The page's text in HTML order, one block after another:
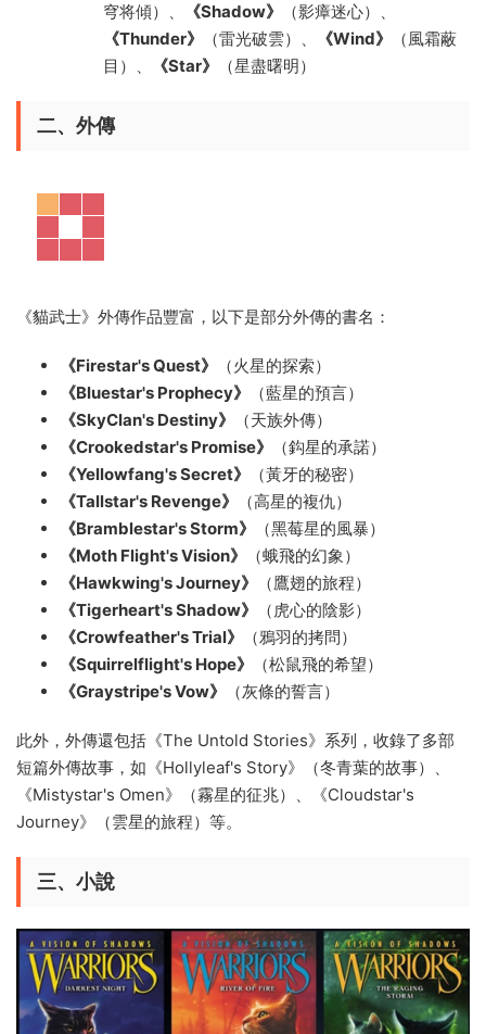
穹将傾）、
《Shadow》
（影瘴迷心）、
《Thunder》
（雷光破雲）、 《Wind》
（風霜蔽
目）、
《Star》 （星盡曙明）
二、外傳
《貓武士》外傳作品豐富，以下是部分外傳的書名：
《Firestar's Quest》
（火星的探索）
《Bluestar's Prophecy》
（藍星的預言）
《SkyClan's Destiny》
（天族外傳）
《Crookedstar's Promise》
（鈎星的承諾）
《Yellowfang's Secret》
（黃牙的秘密）
《Tallstar's Revenge》
（高星的複仇）
《Bramblestar's Storm》
（黑莓星的風暴）
《Moth Flight's Vision》
（蛾飛的幻象）
《Hawkwing's Journey》
（鷹翅的旅程）
《Tigerheart's Shadow》
（虎心的陰影）
《Crowfeather's Trial》
（鴉羽的拷問）
《Squirrelflight's Hope》
（松鼠飛的希望）
《Graystripe's Vow》
（灰條的誓言）
此外，外傳還包括《The Untold Stories》系列，收錄了多部
短篇外傳故事，如《Hollyleaf's Story》（冬青葉的故事）、
《Mistystar's Omen》（霧星的征兆）、《Cloudstar's
Journey》（雲星的旅程）等。
三、小說